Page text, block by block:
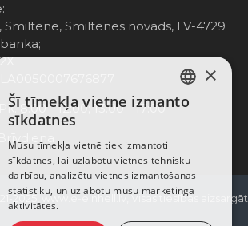
Smiltene, Smiltenes novads, LV-4729
8:00 - 12:00; 13:00 - 17:00
2025, www.e-einhell.lv, Visas tiesības
LATVIAN
ENGLISH
×
Šī tīmekļa vietne izmanto
sīkdatnes
Mūsu tīmekļa vietnē tiek izmantoti
sīkdatnes, lai uzlabotu vietnes tehnisku
darbību, analizētu vietnes izmantošanas
statistiku, un uzlabotu mūsu mārketinga
aktivitātes.